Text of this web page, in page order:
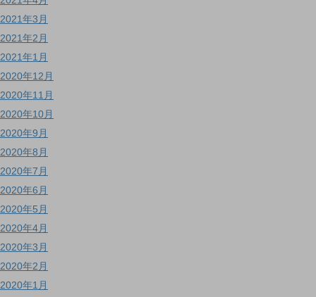
2021年3月
2021年2月
2021年1月
2020年12月
2020年11月
2020年10月
2020年9月
2020年8月
2020年7月
2020年6月
2020年5月
2020年4月
2020年3月
2020年2月
2020年1月